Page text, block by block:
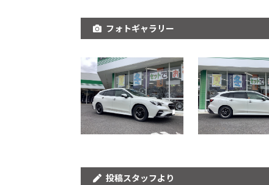
フォトギャラリー
投稿スタッフより